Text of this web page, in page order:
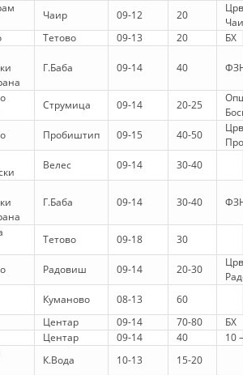
PROMOVIMI I VLERAVE HUMANE
SOCIALO-HUMANITARE
SI TË JEPNI DONACIONE
EKIPE PËRGJIGJE DISASTER
E UJIT SHPËTIMIT – VODNO
EOK E CK
ME PUBLIKUN
HULUMTIMI I OPINIONIT PUBLIK
NDËRKOMBËTAR
Чаир 09-12 20
Тетово 09-13 20 БХ
Г.Баба 09-14 40
Струмица 09-14 20-25
Пробиштип 09-15 40-50
Велес 09-14 30-40
Г.Баба 09-14 30-40
Тетово 09-18 30
Радовиш 09-14 20-30
Куманово 08-13
60
Центар 09-14 70-80
БХ
Центар 09-14 40
10
К.Вода 10-13 15-20